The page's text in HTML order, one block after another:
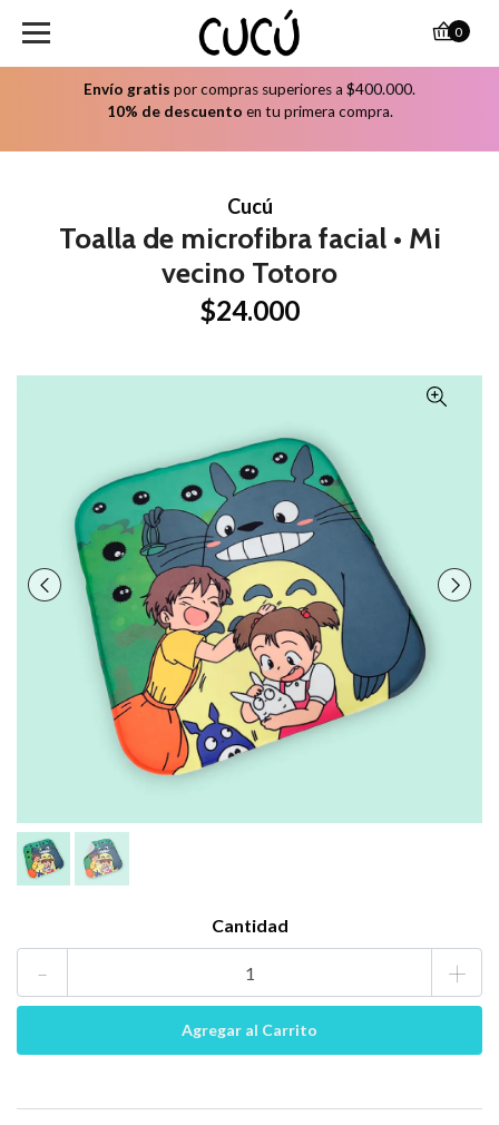
Envío gratis por compras superiores a $400.000.
10% de descuento en tu primera compra.
0
Cucú
Toalla de microfibra facial • Mi
vecino Totoro
$24.000
Cantidad
- +